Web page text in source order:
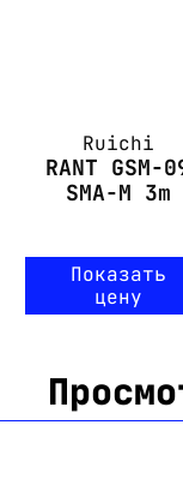
Ruichi
RANT GSM-
SMA-M 3m
Показать
цену